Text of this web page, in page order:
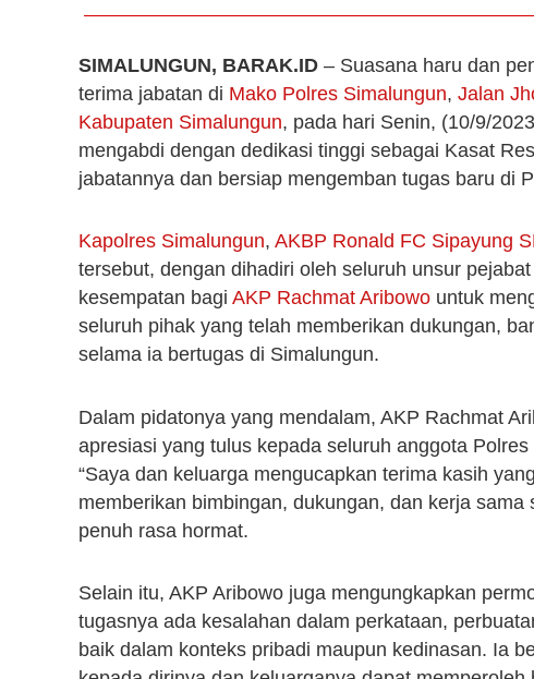
SIMALUNGUN, BARAK.ID – Suasana haru dan
terima jabatan di Mako Polres Simalungun, Jalan
Kabupaten Simalungun, pada hari Senin, (10/9/
mengabdi dengan dedikasi tinggi sebagai Kasat
jabatannya dan bersiap mengemban tugas baru di
Kapolres Simalungun, AKBP Ronald FC Sipayung
tersebut, dengan dihadiri oleh seluruh unsur
kesempatan bagi AKP Rachmat Aribowo untuk
seluruh pihak yang telah memberikan dukungan,
selama ia bertugas di Simalungun.
Dalam pidatonya yang mendalam, AKP Rachmat
apresiasi yang tulus kepada seluruh anggota
“Saya dan keluarga mengucapkan terima kasih
memberikan bimbingan, dukungan, dan kerja
penuh rasa hormat.
Selain itu, AKP Aribowo juga mengungkapkan
tugasnya ada kesalahan dalam perkataan,
baik dalam konteks pribadi maupun kedinasan. Ia